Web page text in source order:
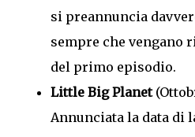
si preannuncia
sempre che vengano
del primo episodio.
Little Big Planet
Annunciata la data di